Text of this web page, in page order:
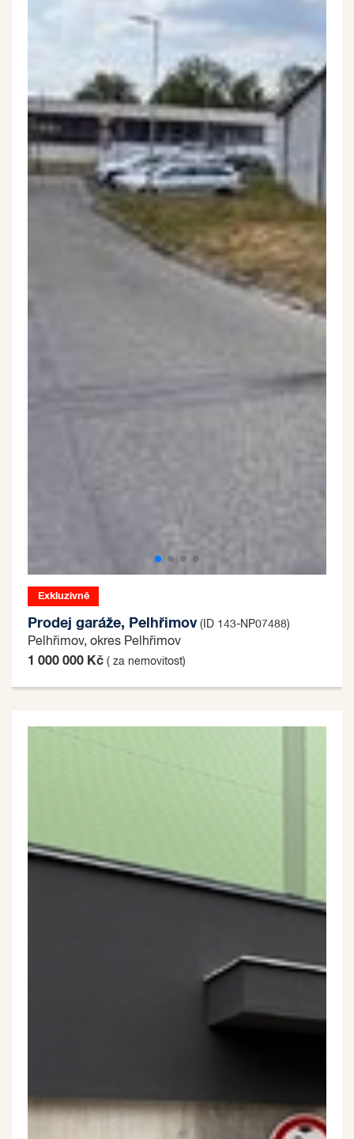
Exkluzivně
Prodej garáže, Pelhřimov (ID 143-NP07488)
Pelhřimov, okres Pelhřimov
1 000 000 Kč ( za nemovitost)